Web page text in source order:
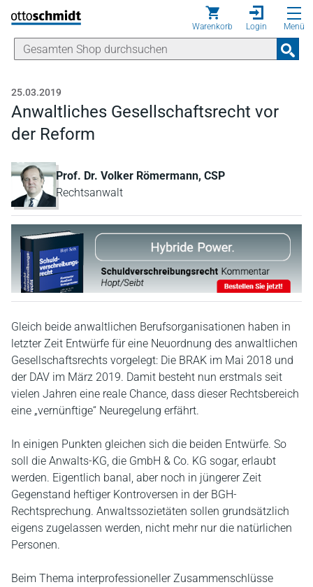
Direkt zum Inhalt
Warenkorb Login Menü
25.03.2019
Anwaltliches Gesellschaftsrecht vor
der Reform
Prof. Dr. Volker Römermann, CSP
Rechtsanwalt
Gleich beide anwaltlichen Berufsorganisationen haben in
letzter Zeit Entwürfe für eine Neuordnung des anwaltlichen
Gesellschaftsrechts vorgelegt: Die BRAK im Mai 2018 und
der DAV im März 2019. Damit besteht nun erstmals seit
vielen Jahren eine reale Chance, dass dieser Rechtsbereich
eine „vernünftige“ Neuregelung erfährt.
In einigen Punkten gleichen sich die beiden Entwürfe. So
soll die Anwalts-KG, die GmbH & Co. KG sogar, erlaubt
werden. Eigentlich banal, aber noch in jüngerer Zeit
Gegenstand heftiger Kontroversen in der BGH-
Rechtsprechung. Anwaltssozietäten sollen grundsätzlich
eigens zugelassen werden, nicht mehr nur die natürlichen
Personen.
Beim Thema interprofessioneller Zusammenschlüsse